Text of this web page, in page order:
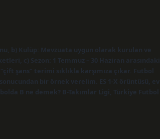
b) Kulüp: Mevzuata uygun olarak kurulan ve
c) Sezon: 1 Temmuz – 30 Haziran arasındaki
şans” terimi sıklıkla karşımıza çıkar. Futbol
bir örnek verelim. ES 1-X örüntüsü, ev
B ne demek? B-Takımlar Ligi, Türkiye Futbol